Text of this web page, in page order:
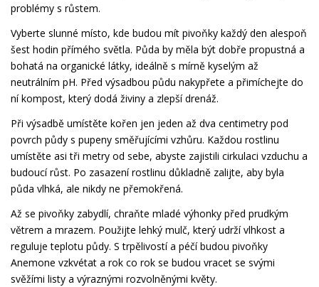
problémy s růstem.
Vyberte slunné místo, kde budou mít pivoňky každý den alespoň
šest hodin přímého světla. Půda by měla být dobře propustná a
bohatá na organické látky, ideálně s mírně kyselým až
neutrálním pH. Před výsadbou půdu nakypřete a přimíchejte do
ní kompost, který dodá živiny a zlepší drenáž.
Při výsadbě umístěte kořen jen jeden až dva centimetry pod
povrch půdy s pupeny směřujícími vzhůru. Každou rostlinu
umístěte asi tři metry od sebe, abyste zajistili cirkulaci vzduchu a
budoucí růst. Po zasazení rostlinu důkladně zalijte, aby byla
půda vlhká, ale nikdy ne přemokřená.
Až se pivoňky zabydlí, chraňte mladé výhonky před prudkým
větrem a mrazem. Použijte lehký mulč, který udrží vlhkost a
reguluje teplotu půdy. S trpělivostí a péčí budou pivoňky
Anemone vzkvétat a rok co rok se budou vracet se svými
svěžími listy a výraznými rozvolněnými květy.